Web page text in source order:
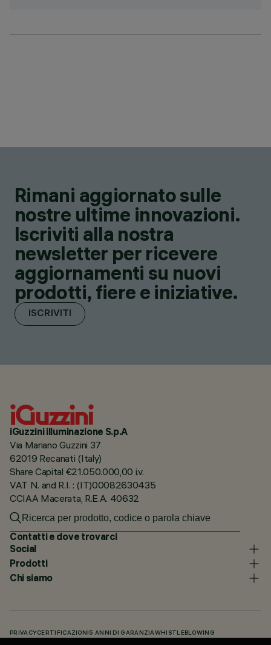
Rimani aggiornato sulle
nostre ultime innovazioni.
Iscriviti alla nostra
newsletter per ricevere
aggiornamenti su nuovi
prodotti, fiere e iniziative.
ISCRIVITI
iGuzzini illuminazione S.p.A
Via Mariano Guzzini 37
62019 Recanati (Italy)
Share Capital €21.050.000,00 i.v.
VAT N. and R.I. : (IT)00082630435
CCIAA Macerata, R.E.A. 40632
Contatti e dove trovarci
Social
Prodotti
Chi siamo
PRIVACY CERTIFICAZIONI 5 ANNI DI GARANZIAWHISTLEBLOWING